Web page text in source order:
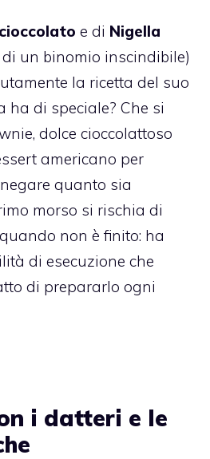
cioccolato e di Nigella
un binomio inscindibile)
la ricetta del suo
ha di speciale? Che si
dolce cioccolattoso
americano per
quanto sia
morso si rischia di
non è finito: ha
di esecuzione che
di prepararlo ogni
i datteri e le